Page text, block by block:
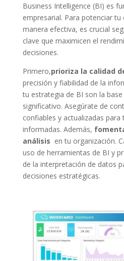
Business Intelligence (BI)​ es
empresarial. Para potenciar
manera efectiva, es​ crucial
clave que maximicen el
decisiones.
Primero,prioriza la calidad
precisión y fiabilidad de la
tu estrategia de⁣ BI son la
significativo. Asegúrate de
confiables y actualizadas para
informadas. Además,
análisis
en tu organización.
uso de herramientas de BI y
de la interpretación de datos
decisiones estratégicas.